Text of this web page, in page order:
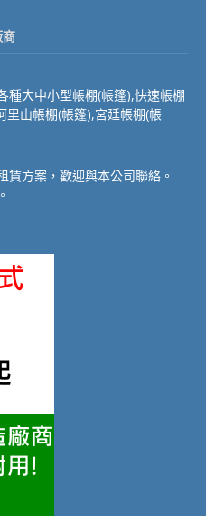
種大中小型帳棚(帳篷),快速帳棚
里山帳棚(帳篷),宮廷帳棚(帳
賃方案，歡迎與本公司聯絡。